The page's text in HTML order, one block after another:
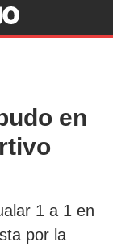
en
1 a 1 en
por la